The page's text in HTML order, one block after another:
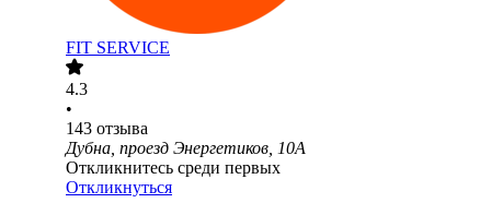
FIT SERVICE
4.3
•
143 отзыва
Дубна, проезд Энергетиков, 10А
Откликнитесь среди первых
Откликнуться